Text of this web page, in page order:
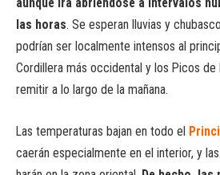
las horas. Se esperan lluvias y
podrían ser localmente intensos al
Cordillera más occidental y los Picos de
remitir a lo largo de la mañana.
Las temperaturas bajan en todo el
caerán especialmente en el interior, y